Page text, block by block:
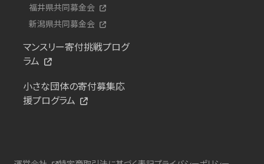
福井県共同募金会
新潟県共同募金会
マンスリー寄付挑戦プログ
ラム
小さな団体の寄付募集応
援プログラム